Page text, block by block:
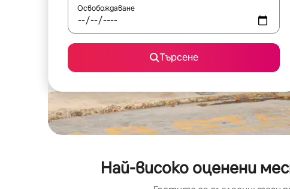
Освобождаване
Търсене
Най-високо оценени